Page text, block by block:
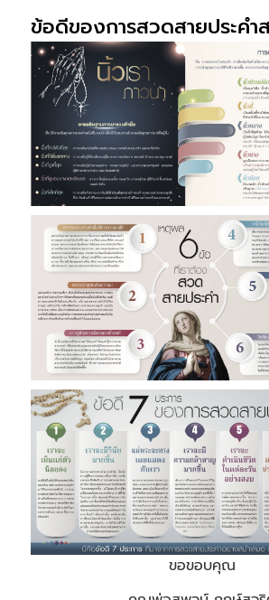
ข้อดีของการสวดสายประคำ
ขอขอบคุณ